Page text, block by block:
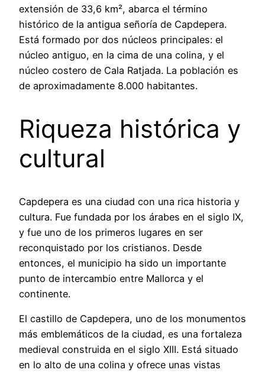
extensión de 33,6 km², abarca el término
histórico de la antigua señoría de Capdepera.
Está formado por dos núcleos principales: el
núcleo antiguo, en la cima de una colina, y el
núcleo costero de Cala Ratjada. La población es
de aproximadamente 8.000 habitantes.
Riqueza histórica y
cultural
Capdepera es una ciudad con una rica historia y
cultura. Fue fundada por los árabes en el siglo IX,
y fue uno de los primeros lugares en ser
reconquistado por los cristianos. Desde
entonces, el municipio ha sido un importante
punto de intercambio entre Mallorca y el
continente.
El castillo de Capdepera, uno de los monumentos
más emblemáticos de la ciudad, es una fortaleza
medieval construida en el siglo XIII. Está situado
en lo alto de una colina y ofrece unas vistas